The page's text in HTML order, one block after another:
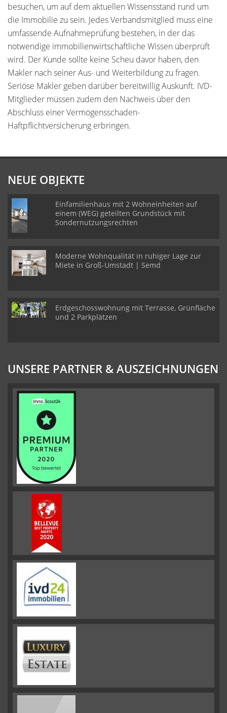
besuchen, um auf dem aktuellen Wissensstand rund um
die Immobilie zu sein. Jedes Verbandsmitglied muss eine
umfassende Aufnahmeprüfung bestehen, in der das
notwendige immobilienwirtschaftliche Wissen überprüft
wird. Der Kunde sollte keine Scheu davor haben, den
Makler nach seiner Aus- und Weiterbildung zu fragen.
Seriöse Makler geben darüber bereitwillig Auskunft. IVD-
Mitglieder müssen zudem den Nachweis über den
Abschluss einer Vermögensschaden-
Haftpflichtversicherung erbringen.
NEUE OBJEKTE
Einfamilienhaus mit 2 Wohneinheiten auf
einem (WEG) geteilten Grundstück mit
Sondernutzungsrechten
Moderne Wohnqualität in ruhiger Lage zur
Miete in Groß-Umstadt | Semd
Erdgeschosswohnung mit Terrasse, Grünfläche
und 2 Parkplätzen
UNSERE PARTNER & AUSZEICHNUNGEN